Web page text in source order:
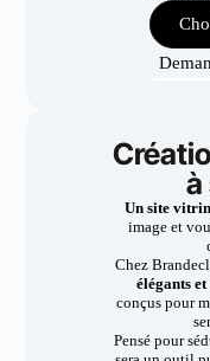
à
Un site
image et
Chez
élégants
conçus pour
Pensé pour